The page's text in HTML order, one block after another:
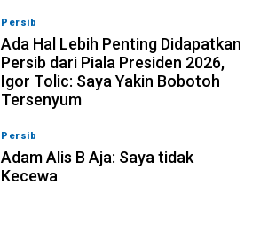
Persib
Ada Hal Lebih Penting Didapatkan
Persib dari Piala Presiden 2026,
Igor Tolic: Saya Yakin Bobotoh
Tersenyum
Persib
Adam Alis B Aja: Saya tidak
Kecewa